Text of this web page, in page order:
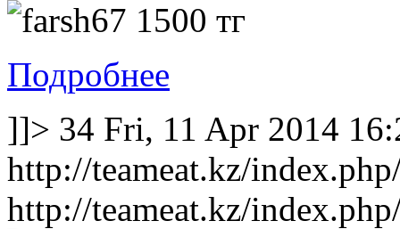
1500 тг
Подробнее
]]> 34 Fri, 11 Apr 2014
http://teameat.kz/
http://teameat.kz/